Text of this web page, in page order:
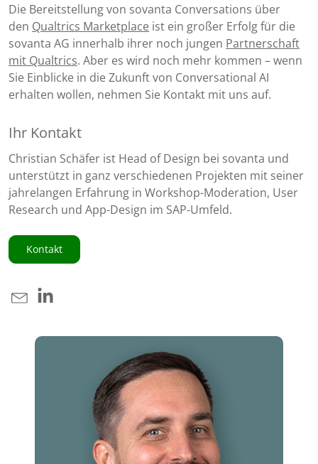
Die Bereitstellung von sovanta Conversations über
den Qualtrics Marketplace ist ein großer Erfolg für die
sovanta AG innerhalb ihrer noch jungen Partnerschaft
mit Qualtrics. Aber es wird noch mehr kommen – wenn
Sie Einblicke in die Zukunft von Conversational AI
erhalten wollen, nehmen Sie Kontakt mit uns auf.
Ihr Kontakt
Christian Schäfer ist Head of Design bei sovanta und
unterstützt in ganz verschiedenen Projekten mit seiner
jahrelangen Erfahrung in Workshop-Moderation, User
Research und App-Design im SAP-Umfeld.
Kontakt